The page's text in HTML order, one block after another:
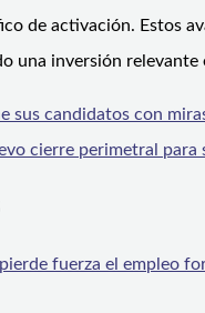
de activación. Estos
una inversión
sus candidatos con
cierre perimetral para